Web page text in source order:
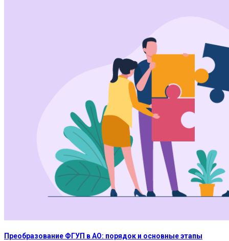
Преобразование ФГУП в АО: порядок и основные этапы